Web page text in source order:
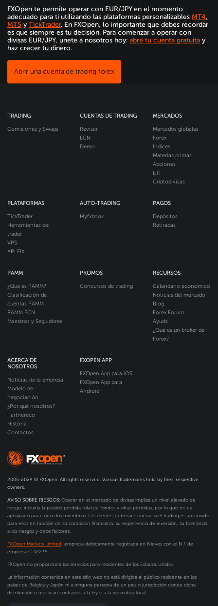
FXOpen te permite operar con EUR/JPY en el momento
adecuado para ti utilizando las plataformas personalizables MT4,
MT5 y TickTrader. En FXOpen, lo importante que debes recordar
es que siempre es tu decisión. Para comenzar a operar con
divisas EUR/JPY, unete a nosotros hoy: abre tu cuenta gratuita y
haz crecer tu dinero.
Abrir una cuenta de trading forex
TRADING
Comisiones y Swaps
CUENTAS DE TRADING
Revisar
ECN
Demo
MERCADOS
Mercados globales
Forex
Índices
Materias primas
Acciones
ETF
Criptodivisas
PLATAFORMAS
TickTrader
Herramientas del
trader
VPS
API FIX
AUTO-TRADING
Myfxbook
PAGOS
Depósitos
Retiradas
PAMM
¿Qué es PAMM?
Clasificación de
cuentas PAMM
PAMM ECN
Maestros y Seguidores
PROMOS
Concursos de trading
RECURSOS
Calendario económico
Noticias del mercado
Blog
Forex Forum
Ayuda
¿Qué es un broker de
Forex?
ACERCA DE
NOSOTROS
Noticias de la empresa
Modelo de
negociación
¿Por qué nosotros?
Partnereco
Historia
Contactos
FXOPEN APP
FXOpen App para iOS
FXOpen App para
Android
2005-2024 © FXOpen. All rights reserved. Various trademarks held by their respective
owners.
AVISO SOBRE RIESGOS: Operar en el mercado de divisas implica un nivel elevado de
riesgo, incluida la posible pérdida total de fondos y otras pérdidas, por lo que no es
apropiado para todos los miembros. Los clientes deberán sopesar si el trading es apropiado
para ellos en función de su condición financiera, su experiencia de inversión, su tolerancia
a los riesgos y otros factores.
FXOpen Markets Limited, empresa debidamente registrada en Nieves con el N.º de
empresa C 42235.
FXOpen no proporciona los servicios para residentes de los Estados Unidos.
La información contenida en este sitio web no está dirigida al público residente en los
países de Bélgica y Japón ni a ninguna persona de un país o jurisdicción donde dicha
distribución o uso sean contrarios a la ley o a la normativa local.